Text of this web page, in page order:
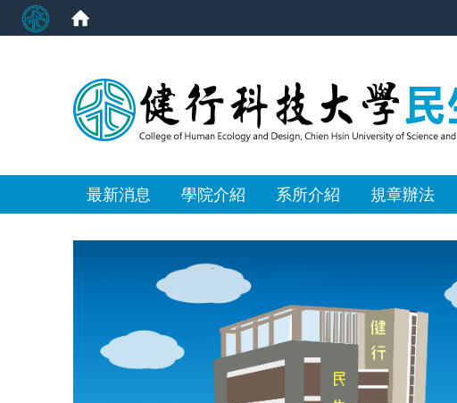
最新消息 學院介紹 系所介紹 規章辦法